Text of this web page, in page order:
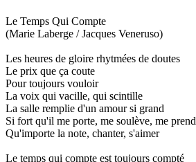
Le Temps Qui Compte
(Marie Laberge / Jacques Veneruso)
Les heures de gloire rhytmées de doutes
Le prix que ça coute
Pour toujours vouloir
La voix qui vacille, qui scintille
La salle remplie d'un amour si grand
Si fort qu'il me porte, me soulève, me prend
Qu'importe la note, chanter, s'aimer
Le temps qui compte est toujours compté